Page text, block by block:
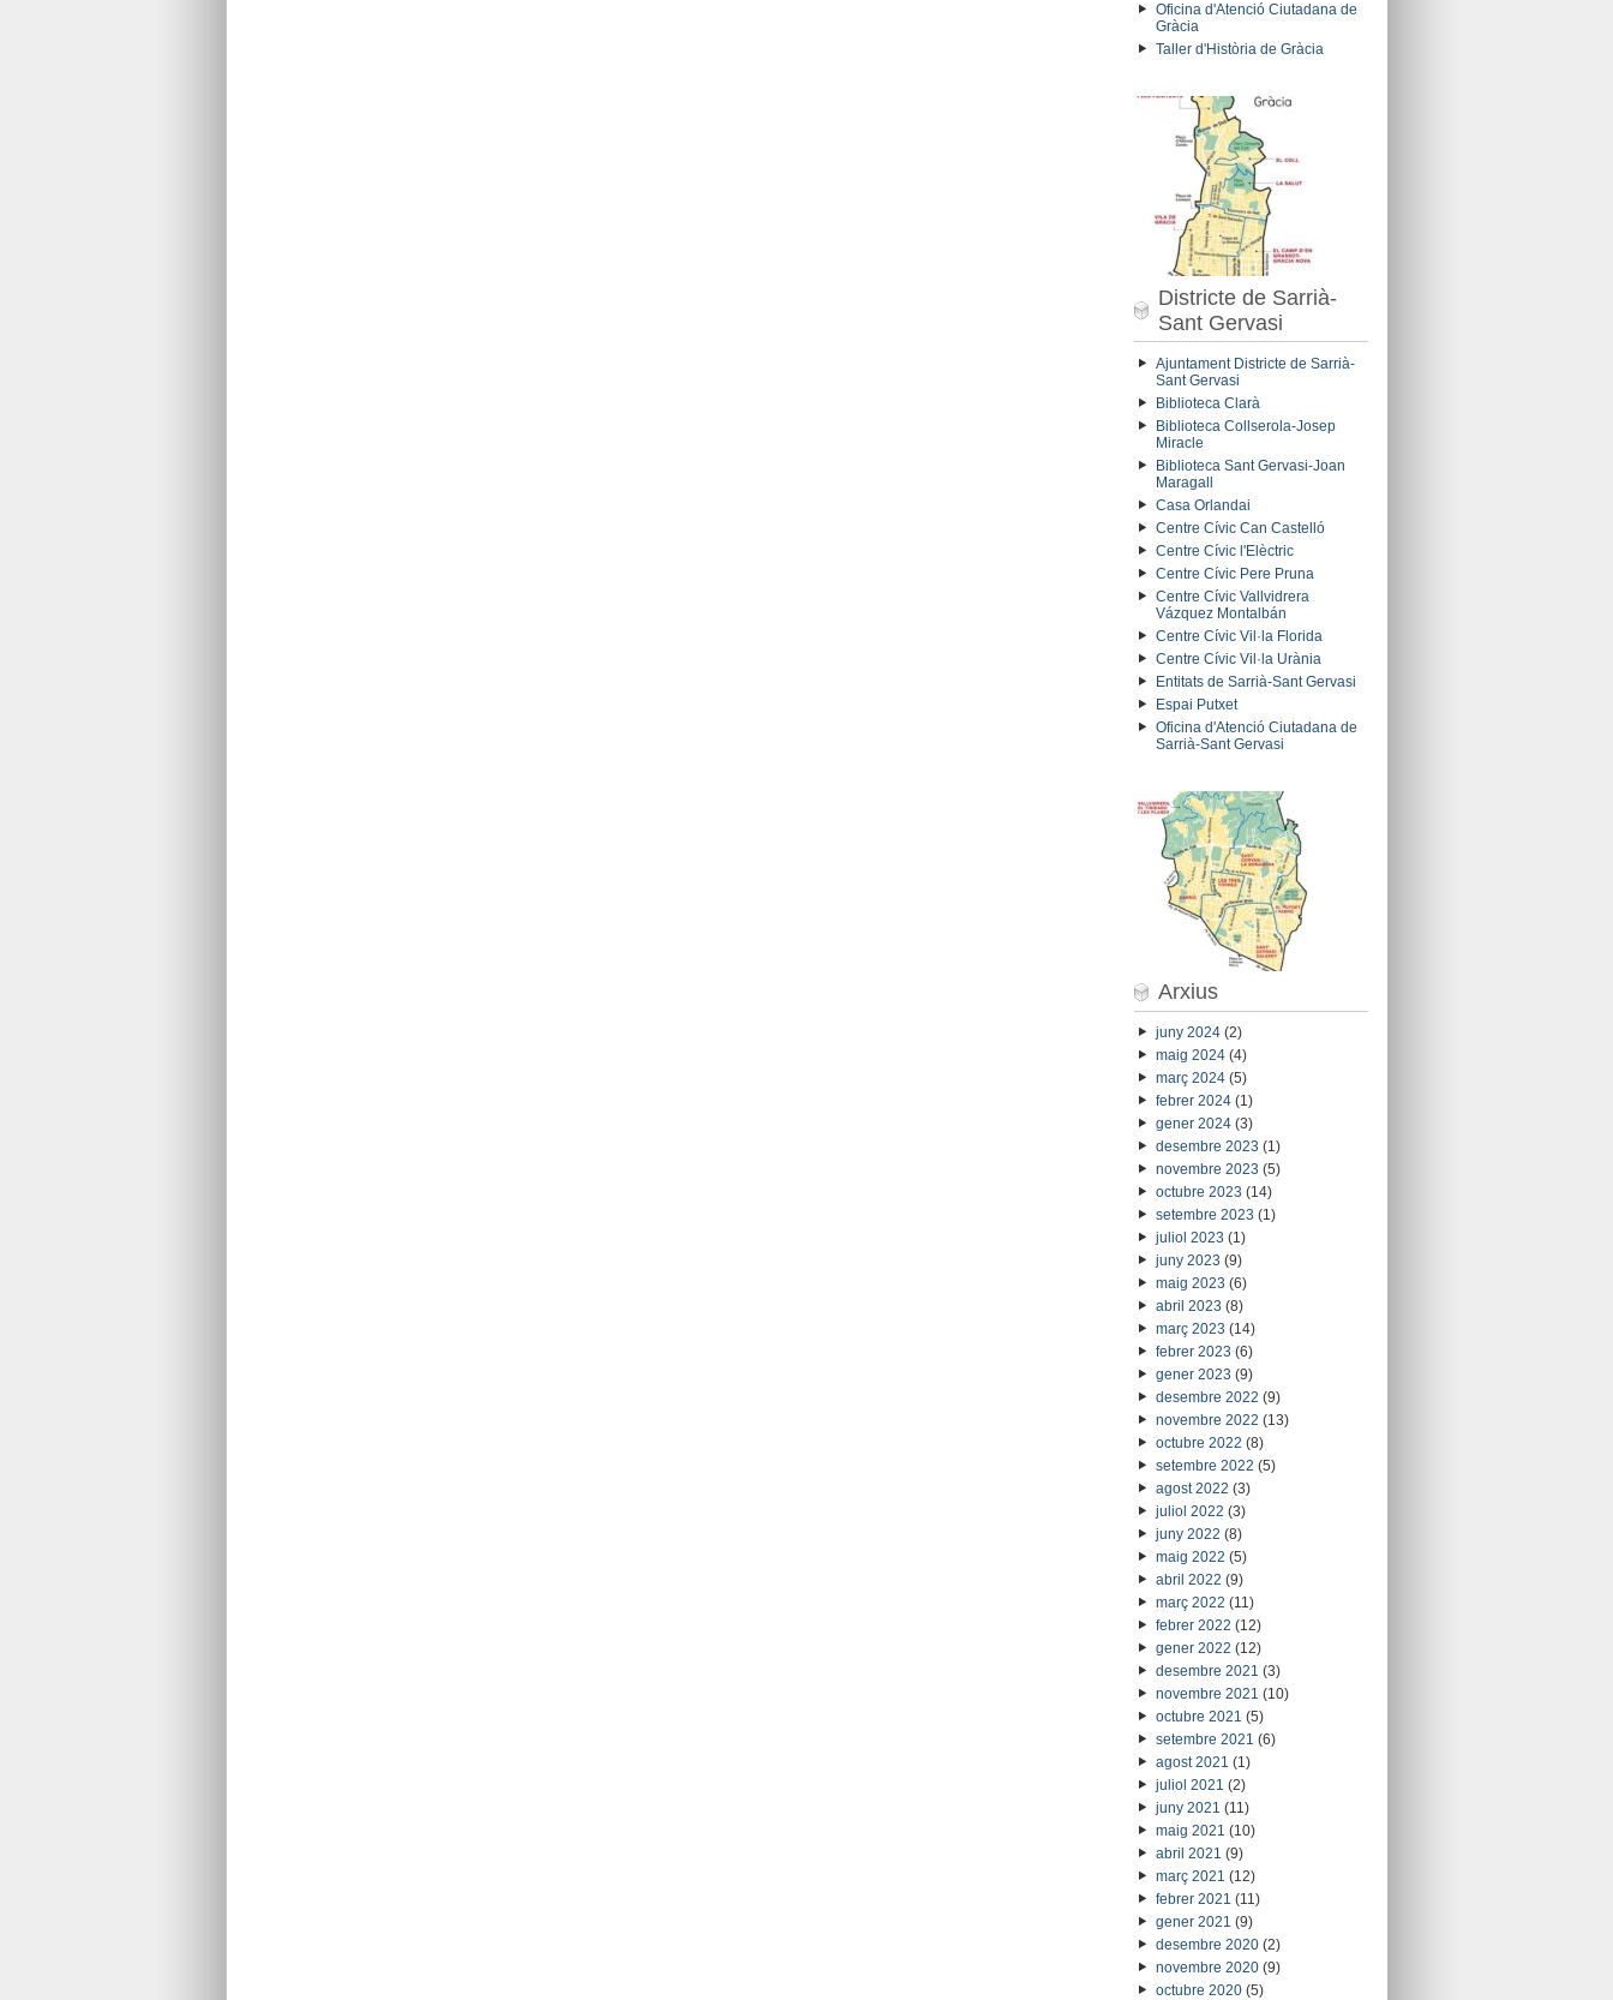
Oficina d'Atenció Ciutadana de
Gràcia
Taller d'Història de Gràcia
Districte de Sarrià-
Sant Gervasi
Ajuntament Districte de Sarrià-
Sant Gervasi
Biblioteca Clarà
Biblioteca Collserola-Josep
Miracle
Biblioteca Sant Gervasi-Joan
Maragall
Casa Orlandai
Centre Cívic Can Castelló
Centre Cívic l'Elèctric
Centre Cívic Pere Pruna
Centre Cívic Vallvidrera
Vázquez Montalbán
Centre Cívic Vil·la Florida
Centre Cívic Vil·la Urània
Entitats de Sarrià-Sant Gervasi
Espai Putxet
Oficina d'Atenció Ciutadana de
Sarrià-Sant Gervasi
Arxius
juny 2024(2)
maig 2024(4)
març 2024(5)
febrer 2024(1)
gener 2024(3)
desembre 2023 (1)
novembre 2023 (5)
octubre 2023 (14)
setembre 2023 (1)
juliol 2023 (1)
juny 2023 (9)
maig 2023 (6)
abril 2023 (8)
març 2023 (14)
febrer 2023 (6)
gener 2023 (9)
desembre 2022 (9)
novembre 2022 (13)
octubre 2022 (8)
setembre 2022 (5)
agost 2022 (3)
juliol 2022 (3)
juny 2022 (8)
maig 2022 (5)
abril 2022 (9)
març 2022 (11)
febrer 2022 (12)
gener 2022 (12)
desembre 2021 (3)
novembre 2021 (10)
octubre 2021 (5)
setembre 2021 (6)
agost 2021 (1)
juliol 2021 (2)
juny 2021 (11)
maig 2021 (10)
abril 2021 (9)
març 2021 (12)
febrer 2021 (11)
gener 2021 (9)
desembre 2020(2)
novembre 2020(9)
octubre 2020(5)